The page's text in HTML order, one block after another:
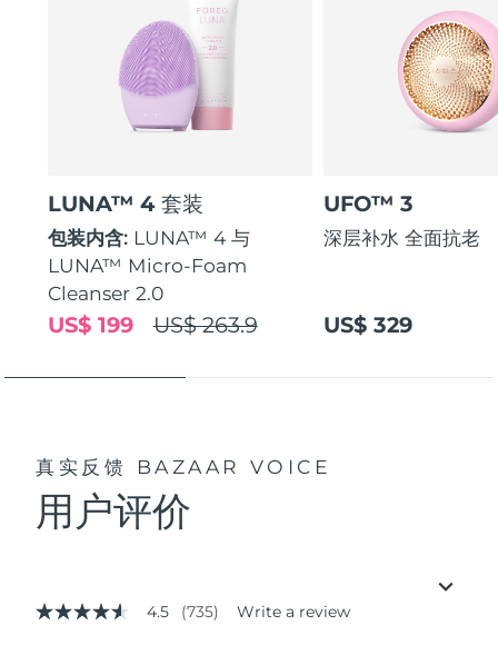
LUNA™ 4 套装
包装内含: LUNA™ 4 与
LUNA™ Micro-Foam
Cleanser 2.0
US$ 263.9
US$ 199
UFO™ 3
深层补水 全面抗老
US$ 329
真实反馈 BAZAAR VOICE
用户评价
4.5
4.5 (735) Write a review